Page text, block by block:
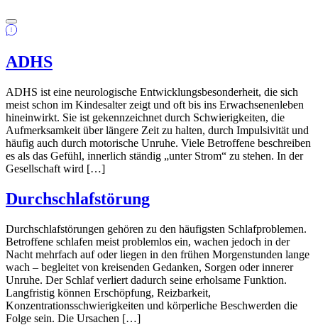
ADHS
ADHS ist eine neurologische Entwicklungsbesonderheit, die sich
meist schon im Kindesalter zeigt und oft bis ins Erwachsenenleben
hineinwirkt. Sie ist gekennzeichnet durch Schwierigkeiten, die
Aufmerksamkeit über längere Zeit zu halten, durch Impulsivität und
häufig auch durch motorische Unruhe. Viele Betroffene beschreiben
es als das Gefühl, innerlich ständig „unter Strom“ zu stehen. In der
Gesellschaft wird […]
Durchschlafstörung
Durchschlafstörungen gehören zu den häufigsten Schlafproblemen.
Betroffene schlafen meist problemlos ein, wachen jedoch in der
Nacht mehrfach auf oder liegen in den frühen Morgenstunden lange
wach – begleitet von kreisenden Gedanken, Sorgen oder innerer
Unruhe. Der Schlaf verliert dadurch seine erholsame Funktion.
Langfristig können Erschöpfung, Reizbarkeit,
Konzentrationsschwierigkeiten und körperliche Beschwerden die
Folge sein. Die Ursachen […]